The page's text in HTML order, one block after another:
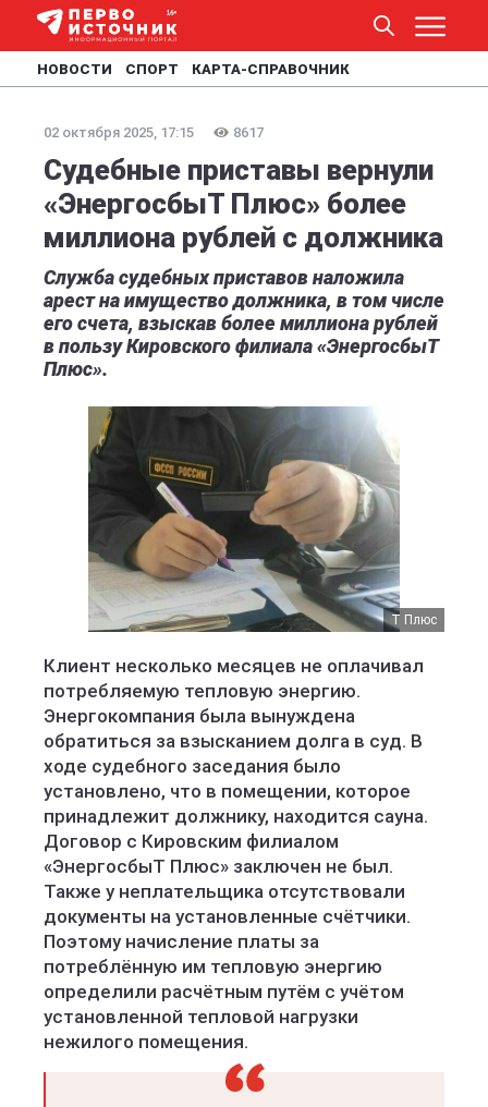
НОВОСТИ СПОРТ КАРТА-СПРАВОЧНИК
02 октября 2025, 17:15 8617
Судебные приставы вернули
«ЭнергосбыТ Плюс» более
миллиона рублей с должника
Служба судебных приставов наложила
арест на имущество должника, в том числе
его счета, взыскав более миллиона рублей
в пользу Кировского филиала «ЭнергосбыТ
Плюс».
Т Плюс
Клиент несколько месяцев не оплачивал
потребляемую тепловую энергию.
Энергокомпания была вынуждена
обратиться за взысканием долга в суд. В
ходе судебного заседания было
установлено, что в помещении, которое
принадлежит должнику, находится сауна.
Договор с Кировским филиалом
«ЭнергосбыТ Плюс» заключен не был.
Также у неплательщика отсутствовали
документы на установленные счётчики.
Поэтому начисление платы за
потреблённую им тепловую энергию
определили расчётным путём с учётом
установленной тепловой нагрузки
нежилого помещения.